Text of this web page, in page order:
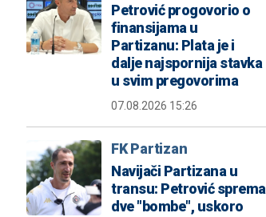
Petrović progovorio o
finansijama u
Partizanu: Plata je i
dalje najspornija stavka
u svim pregovorima
07.08.2026 15:26
FK Partizan
Navijači Partizana u
transu: Petrović sprema
dve "bombe", uskoro